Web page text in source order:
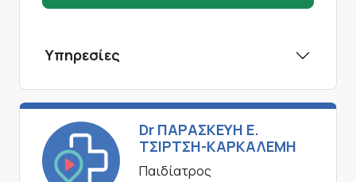
Υπηρεσίες
Dr ΠΑΡΑΣΚΕΥΗ Ε.
ΤΣΙΡΤΣΗ-ΚΑΡΚΑΛΕΜΗ
Παιδίατρος